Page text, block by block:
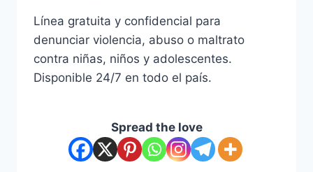
Línea gratuita y confidencial para
denunciar violencia, abuso o maltrato
contra niñas, niños y adolescentes.
Disponible 24/7 en todo el país.
Spread the love